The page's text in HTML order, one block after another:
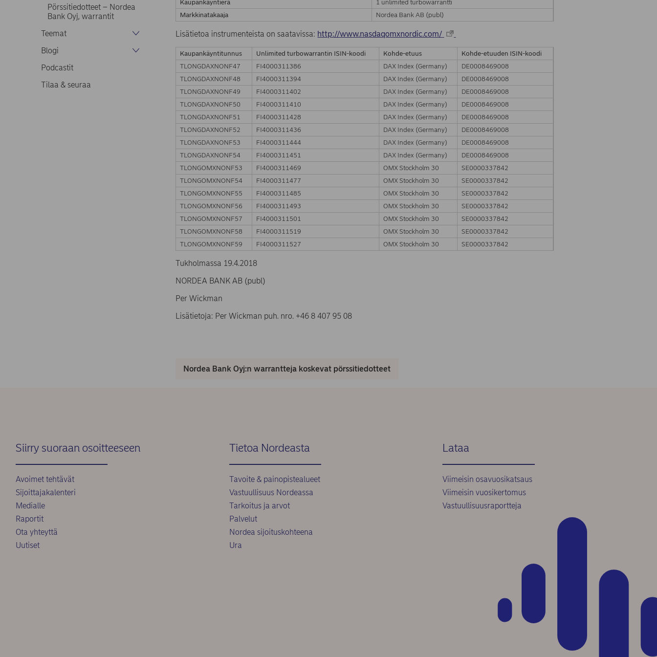
Pörssitiedotteet – Nordea
Bank Oyj, warrantit
Teemat
Blogi
Podcastit
Tilaa & seuraa
Kaupankäyntierä
1 unlimited turbowarrantti
Markkinatakaaja
Nordea Bank AB (publ)
Lisätietoa instrumenteista on saatavissa: http://www.nasdaqomxnordic.com/
Kaupankäyntitunnus Unlimited turbowarrantin ISIN-koodi Kohde-etuus
Kohde-etuuden ISIN-koodi
TLONGDAXNONF47
FI4000311386 DAX Index (Germany)
DE0008469008
TLONGDAXNONF48
FI4000311394 DAX Index (Germany)
DE0008469008
TLONGDAXNONF49
FI4000311402 DAX Index (Germany)
DE0008469008
TLONGDAXNONF50
FI4000311410 DAX Index (Germany)
DE0008469008
TLONGDAXNONF51
FI4000311428 DAX Index (Germany)
DE0008469008
TLONGDAXNONF52
FI4000311436 DAX Index (Germany)
DE0008469008
TLONGDAXNONF53
FI4000311444 DAX Index (Germany)
DE0008469008
TLONGDAXNONF54
FI4000311451 DAX Index (Germany)
DE0008469008
TLONGOMXNONF53
FI4000311469 OMX Stockholm 30
SE0000337842
TLONGOMXNONF54
FI4000311477 OMX Stockholm 30
SE0000337842
TLONGOMXNONF55
FI4000311485 OMX Stockholm 30
SE0000337842
TLONGOMXNONF56
FI4000311493 OMX Stockholm 30
SE0000337842
TLONGOMXNONF57
FI4000311501 OMX Stockholm 30
SE0000337842
TLONGOMXNONF58
FI4000311519 OMX Stockholm 30
SE0000337842
TLONGOMXNONF59
FI4000311527 OMX Stockholm 30 SE0000337842
Tukholmassa 19.4.2018
NORDEA BANK AB (publ)
Per Wickman
Lisätietoja: Per Wickman puh. nro. +46 8 407 95 08
Nordea Bank Oyj:n warrantteja koskevat pörssitiedotteet
Siirry suoraan osoitteeseen
Avoimet tehtävät
Sijoittajakalenteri
Medialle
Raportit
Ota yhteyttä
Uutiset
Tietoa Nordeasta
Tavoite & painopistealueet
Vastuullisuus Nordeassa
Tarkoitus ja arvot
Palvelut
Nordea sijoituskohteena
Ura
Lataa
Viimeisin osavuosikatsaus
Viimeisin vuosikertomus
Vastuullisuusraportteja